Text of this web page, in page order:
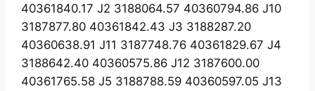
40361840.17 J2 3188064.57 40360794.86 J10
3187877.80 40361842.43 J3 3188287.20
40360638.91 J11 3187748.76 40361829.67 J4
3188642.40 40360575.86 J12 3187600.00
40361765.58 J5 3188788.59 40360597.05 J13